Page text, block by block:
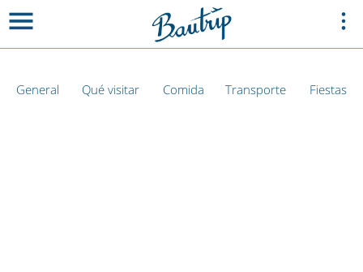
General Qué visitar Comida Transporte Fiestas